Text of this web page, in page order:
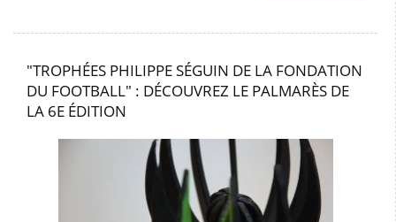
"TROPHÉES PHILIPPE SÉGUIN DE LA FONDATION
DU FOOTBALL" : DÉCOUVREZ LE PALMARÈS DE
LA 6E ÉDITION